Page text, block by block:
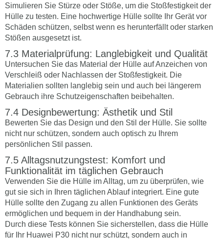
Simulieren Sie Stürze oder Stöße, um die Stoßfestigkeit der
Hülle zu testen. Eine hochwertige Hülle sollte Ihr Gerät vor
Schäden schützen, selbst wenn es herunterfällt oder starken
Stößen ausgesetzt ist.
Materialprüfung: Langlebigkeit und Qualität
Untersuchen Sie das Material der Hülle auf Anzeichen von
Verschleiß oder Nachlassen der Stoßfestigkeit. Die
Materialien sollten langlebig sein und auch bei längerem
Gebrauch ihre Schutzeigenschaften beibehalten.
Designbewertung: Ästhetik und Stil
Bewerten Sie das Design und den Stil der Hülle. Sie sollte
nicht nur schützen, sondern auch optisch zu Ihrem
persönlichen Stil passen.
Alltagsnutzungstest: Komfort und
Funktionalität im täglichen Gebrauch
Verwenden Sie die Hülle im Alltag, um zu überprüfen, wie
gut sie sich in Ihren täglichen Ablauf integriert. Eine gute
Hülle sollte den Zugang zu allen Funktionen des Geräts
ermöglichen und bequem in der Handhabung sein.
Durch diese Tests können Sie sicherstellen, dass die Hülle
für Ihr Huawei P30 nicht nur schützt, sondern auch in